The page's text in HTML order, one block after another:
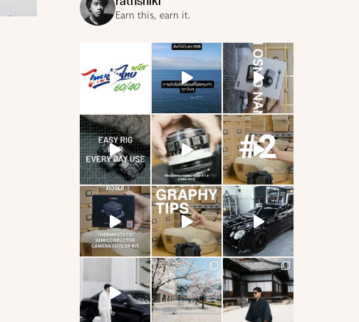
Earn this, earn it.